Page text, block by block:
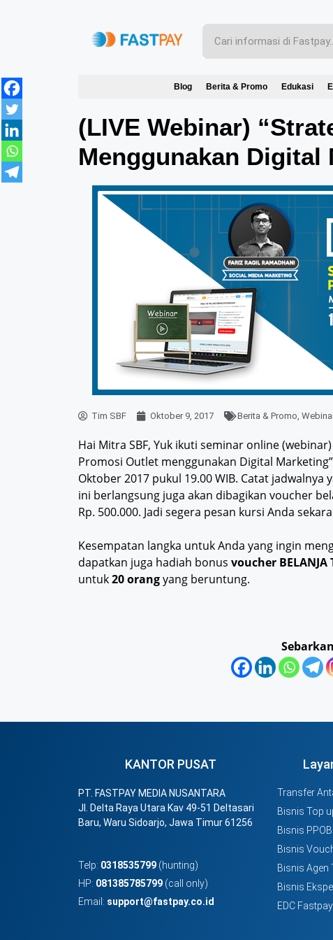
Blog Berita & Promo Edukasi
(LIVE Webinar)
Menggunakan Digital
Tim SBF Oktober 9, 2017 Berita & Promo,
Hai Mitra SBF, Yuk ikuti seminar online
Promosi Outlet menggunakan Digital
Oktober 2017 pukul 19.00 WIB. Catat jadwalnya
ini berlangsung juga akan dibagikan voucher
Rp. 500.000. Jadi segera pesan kursi Anda
Kesempatan langka untuk Anda yang ingin
dapatkan juga hadiah bonus voucher BELANJA
untuk20 orangyang beruntung.
KANTOR PUSAT
PT. FASTPAY MEDIA NUSANTARA
Jl. Delta Raya Utara Kav 49-51 Deltasari
Baru, Waru Sidoarjo, Jawa Timur 61256
Telp: 0318535799 (hunting)
HP: 081385785799 (call only)
Email: support@fastpay.co.id
Transfer
Bisnis Top
Bisnis
Bisnis
Bisnis Agen
Bisnis
EDC Fastpay